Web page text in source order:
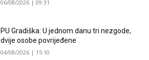
06/08/2026 | 09:31
PU Gradiška: U jednom danu tri nezgode,
dvije osobe povrijeđene
04/08/2026 | 15:10